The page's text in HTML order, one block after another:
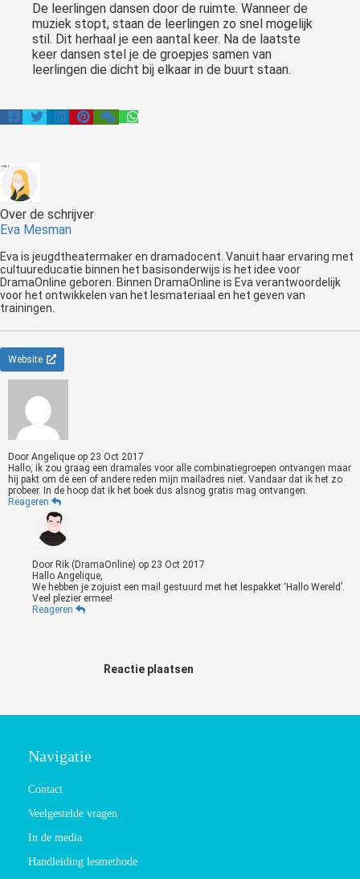
De leerlingen dansen door de ruimte. Wanneer de
muziek stopt, staan de leerlingen zo snel mogelijk
stil. Dit herhaal je een aantal keer. Na de laatste
keer dansen stel je de groepjes samen van
leerlingen die dicht bij elkaar in de buurt staan.
Over de schrijver
Eva Mesman
Eva is jeugdtheatermaker en dramadocent. Vanuit haar ervaring met
cultuureducatie binnen het basisonderwijs is het idee voor
DramaOnline geboren. Binnen DramaOnline is Eva verantwoordelijk
voor het ontwikkelen van het lesmateriaal en het geven van
trainingen.
Website
Door Angelique op 23 Oct 2017
Hallo, ik zou graag een dramales voor alle combinatiegroepen ontvangen maar
hij pakt om de een of andere reden mijn mailadres niet. Vandaar dat ik het zo
probeer. In de hoop dat ik het boek dus alsnog gratis mag ontvangen.
Reageren
Door Rik (DramaOnline) op 23 Oct 2017
Hallo Angelique,
We hebben je zojuist een mail gestuurd met het lespakket ‘Hallo Wereld’.
Veel plezier ermee!
Reageren
Reactie plaatsen
Navigatie
Contact
Veelgestelde vragen
In de media
Handleiding lesmethode